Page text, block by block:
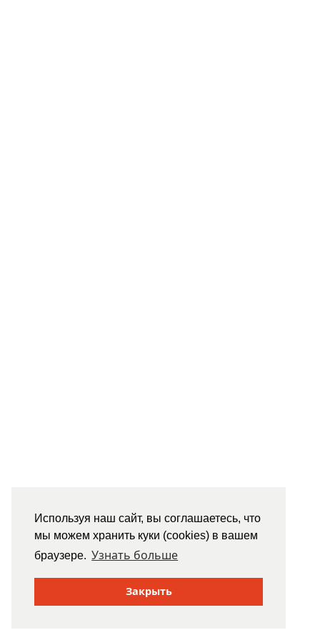
Используя наш сайт, вы соглашаетесь, что
мы можем хранить куки (cookies) в вашем
браузере. Узнать больше
Закрыть